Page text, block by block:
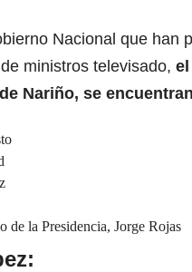
Nacional que han
ministros televisado,
Nariño, se
la Presidencia, Jorge Rojas